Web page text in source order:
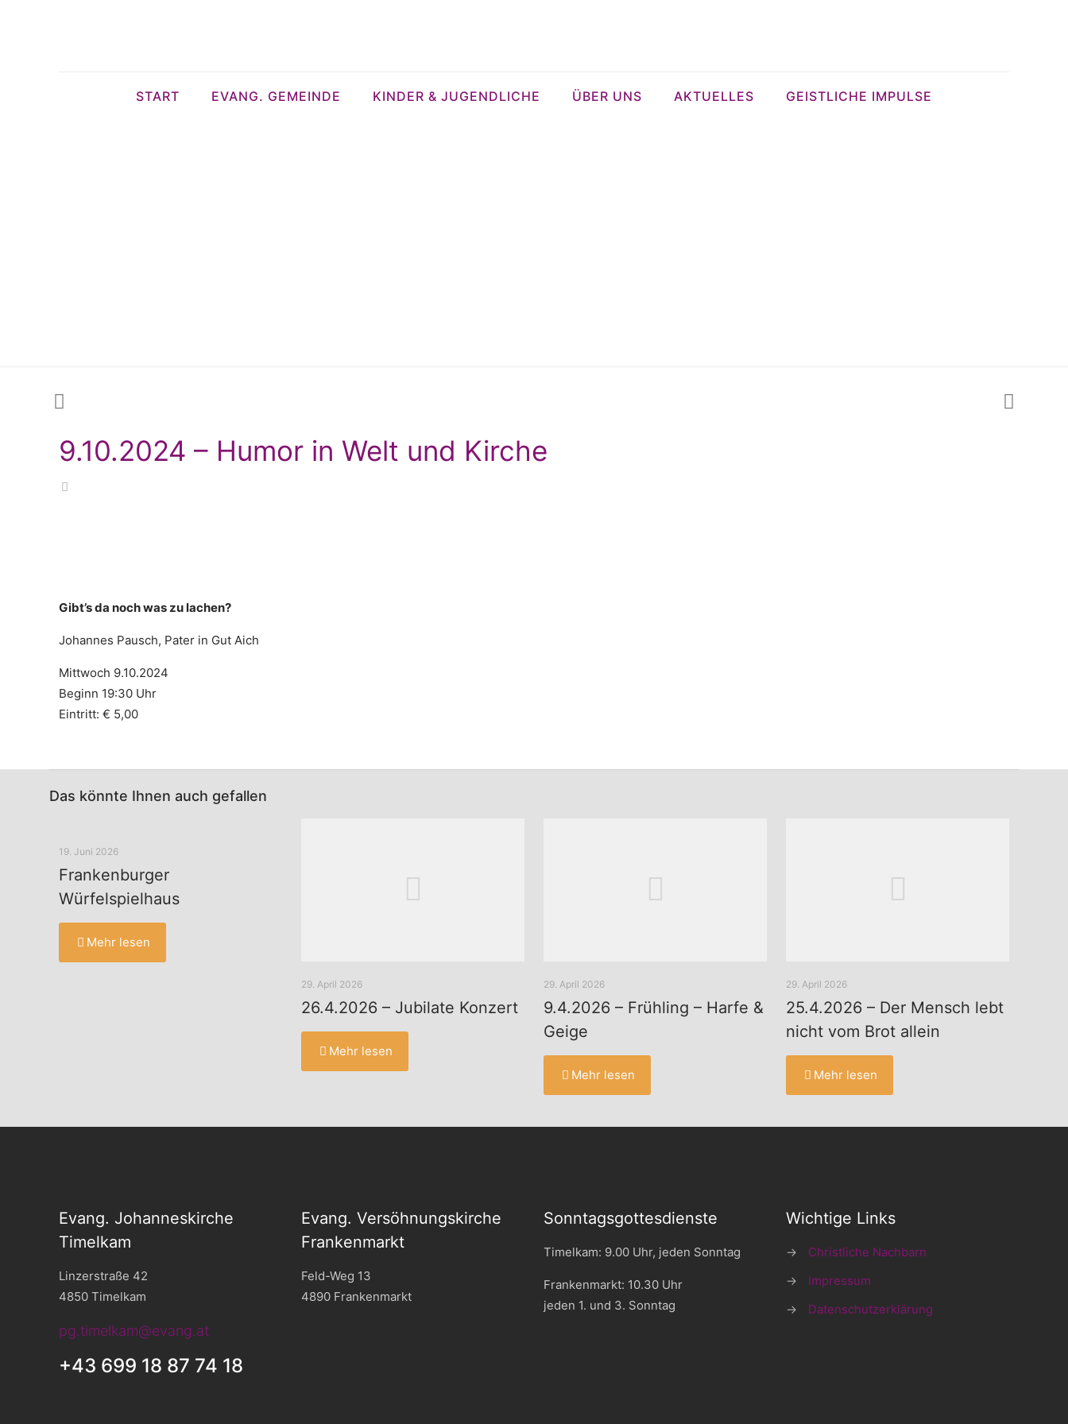
START EVANG. GEMEINDE KINDER & JUGENDLICHE ÜBER UNS AKTUELLES GEISTLICHE IMPULSE
9.10.2024 – Humor in Welt und Kirche
Gibt’s da noch was zu lachen?
Johannes Pausch, Pater in Gut Aich
Mittwoch 9.10.2024
Beginn 19:30 Uhr
Eintritt: € 5,00
Das könnte Ihnen auch gefallen
19. Juni 2026
Frankenburger
Würfelspielhaus
Mehr lesen
29. April 2026
26.4.2026 – Jubilate Konzert
Mehr lesen
29. April 2026
9.4.2026 – Frühling – Harfe &
Geige
Mehr lesen
29. April 2026
25.4.2026 – Der Mensch lebt
nicht vom Brot allein
Mehr lesen
Evang. Johanneskirche
Timelkam
Linzerstraße 42
4850 Timelkam
pg.timelkam@evang.at
+43 699 18 87 74 18
Evang. Versöhnungskirche
Frankenmarkt
Feld-Weg 13
4890 Frankenmarkt
Sonntagsgottesdienste
Timelkam: 9.00 Uhr, jeden Sonntag
Frankenmarkt: 10.30 Uhr
jeden 1. und 3. Sonntag
Wichtige Links
→
Christliche Nachbarn
→
Impressum
→
Datenschutzerklärung